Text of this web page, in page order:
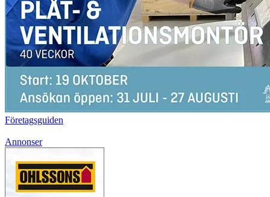
Företagsguiden
Annonser